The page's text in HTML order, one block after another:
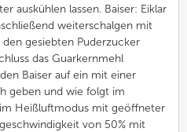
auskühlen lassen. Baiser: Eiklar
weiterschalgen mit
gesiebten Puderzucker
das Guarkernmehl
Baiser auf ein mit einer
geben und wie folgt im
Heißluftmodus mit geöffneter
von 50% mit